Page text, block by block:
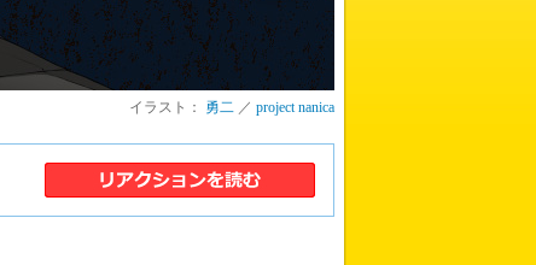
イラスト： 勇二 ／ project nanica